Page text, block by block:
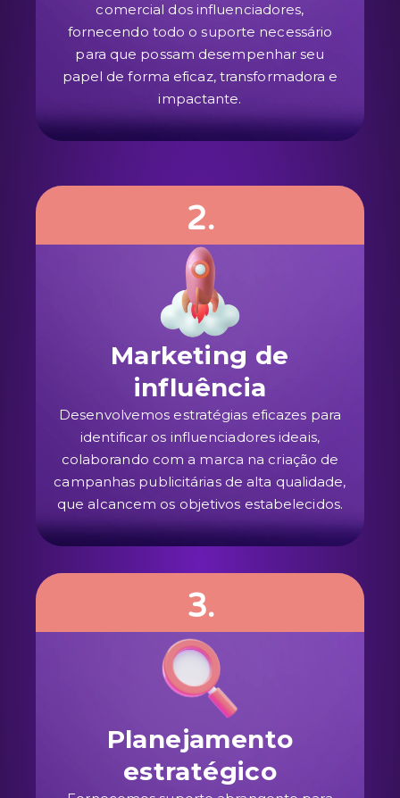
comercial dos influenciadores,
fornecendo todo o suporte necessário
para que possam desempenhar seu
papel de forma eficaz, transformadora e
impactante.
2.
Marketing de
influência
Desenvolvemos estratégias eficazes para
identificar os influenciadores ideais,
colaborando com a marca na criação de
campanhas publicitárias de alta qualidade,
que alcancem os objetivos estabelecidos.
3.
Planejamento
estratégico